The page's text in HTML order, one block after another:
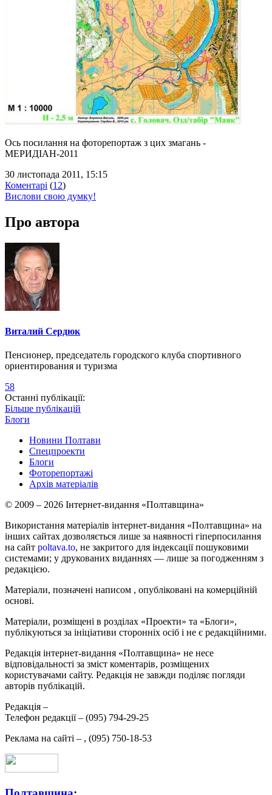
Ось посилання на фоторепортаж з цих змагань -
МЕРИДІАН-2011
30 листопада 2011, 15:15
Коментарі (12)
Вислови свою думку!
Про автора
Виталий Сердюк
Пенсионер, председатель городского клуба спортивного
ориентирования и туризма
58
Останні публікації:
Більше публікацій
Блоги
Новини Полтави
Спецпроекти
Блоги
Фоторепортажі
Архів матеріалів
© 2009 – 2026 Інтернет-видання «Полтавщина»
Використання матеріалів інтернет-видання «Полтавщина» на
інших сайтах дозволяється лише за наявності гіперпосилання
на сайт poltava.to, не закритого для індексації пошуковими
системами; у друкованих виданнях — лише за погодженням з
редакцією.
Матеріали, позначені написом , опубліковані на комерційній
основі.
Матеріали, розміщені в розділах «Проекти» та «Блоги»,
публікуються за ініціативи сторонніх осіб і не є редакційними.
Редакція інтернет-видання «Полтавщина» не несе
відповідальності за зміст коментарів, розміщених
користувачами сайту. Редакція не завжди поділяє погляди
авторів публікацій.
Редакція –
Телефон редакції – (095) 794-29-25
Реклама на сайті – , (095) 750-18-53